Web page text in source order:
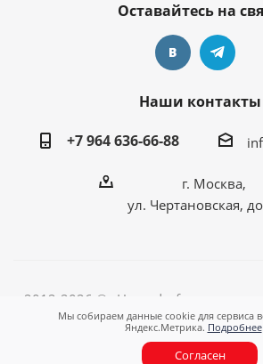
Мы собираем данные cookie для сервиса
Яндекс.Метрика. Подробнее
Согласен
Оставайтесь на
Наши контакты
+7 964 636-66-88
г. Москва,
ул. Чертановская,
2012-2026 © «Homedorf -
любимого дома!»